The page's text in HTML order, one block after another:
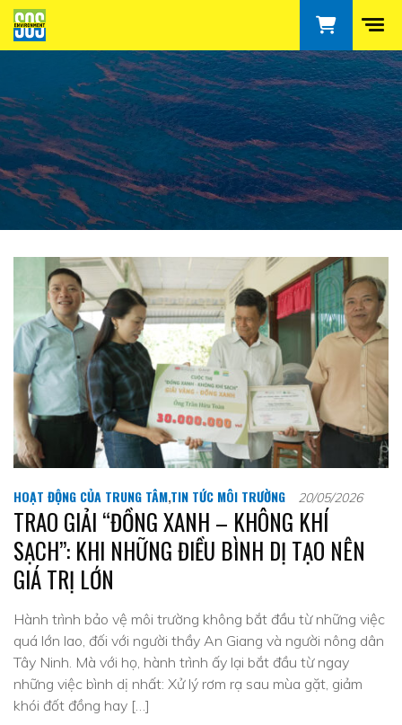
HOẠT ĐỘNG CỦA TRUNG TÂM,TIN TỨC MÔI TRƯỜNG 20/05/2026
TRAO GIẢI “ĐỒNG XANH – KHÔNG KHÍ
SẠCH”: KHI NHỮNG ĐIỀU BÌNH DỊ TẠO NÊN
GIÁ TRỊ LỚN
Hành trình bảo vệ môi trường không bắt đầu từ những việc
quá lớn lao, đối với người thầy An Giang và người nông dân
Tây Ninh. Mà với họ, hành trình ấy lại bắt đầu từ ngay
những việc bình dị nhất: Xử lý rơm rạ sau mùa gặt, giảm
khói đốt đồng hay […]